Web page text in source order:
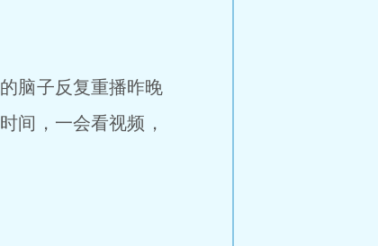
脑子反复重播昨晚
间，一会看视频，